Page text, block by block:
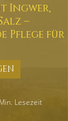
Ingwer,
–
Pflege für
Lesezeit